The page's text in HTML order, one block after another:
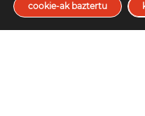
Etika eta Compliance
cookie-ak baztertu